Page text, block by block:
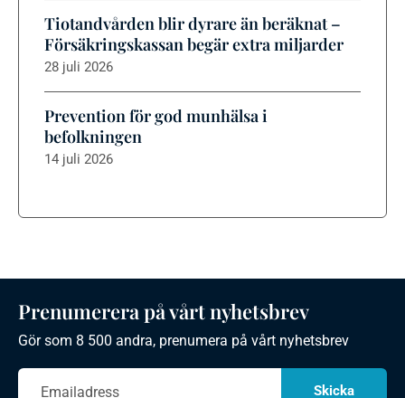
Tiotandvården blir dyrare än beräknat –
Försäkringskassan begär extra miljarder
28 juli 2026
Prevention för god munhälsa i
befolkningen
14 juli 2026
Prenumerera på vårt nyhetsbrev
Gör som 8 500 andra, prenumera på vårt nyhetsbrev